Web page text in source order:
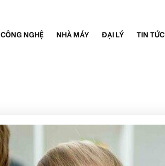
CÔNG NGHỆ NHÀ MÁY ĐẠI LÝ TIN TỨC